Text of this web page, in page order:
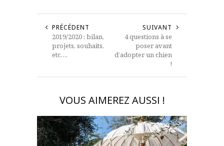
PRÉCÉDENT
2019/2020 : bilan,
projets, souhaits,
etc….
SUIVANT
4 questions à se
poser avant
d’adopter un chien
!
VOUS AIMEREZ AUSSI !